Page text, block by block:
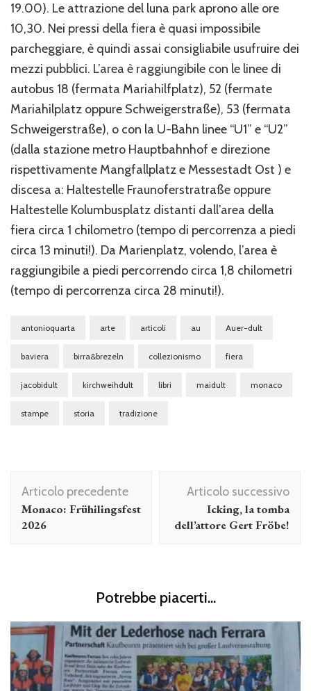
19.00). Le attrazione del luna park aprono alle ore
10,30. Nei pressi della fiera è quasi impossibile
parcheggiare, è quindi assai consigliabile usufruire dei
mezzi pubblici. L’area è raggiungibile con le linee di
autobus 18 (fermata Mariahilfplatz), 52 (fermate
Mariahilplatz oppure Schweigerstraße), 53 (fermata
Schweigerstraße), o con la U-Bahn linee “U1” e “U2”
(dalla stazione metro Hauptbahnhof e direzione
rispettivamente Mangfallplatz e Messestadt Ost ) e
discesa a: Haltestelle Fraunoferstratraße oppure
Haltestelle Kolumbusplatz distanti dall’area della
fiera circa 1 chilometro (tempo di percorrenza a piedi
circa 13 minuti!). Da Marienplatz, volendo, l’area è
raggiungibile a piedi percorrendo circa 1,8 chilometri
(tempo di percorrenza circa 28 minuti!).
antonioquarta arte articoli au Auer-dult
baviera birra&brezeln collezionismo fiera
jacobidult kirchweihdult libri maidult monaco
stampe storia tradizione
Navigazione
articolo
Articolo precedente
Monaco: Frühilingsfest
2026
Articolo successivo
Icking, la tomba
dell’attore Gert Fröbe!
Potrebbe piacerti...